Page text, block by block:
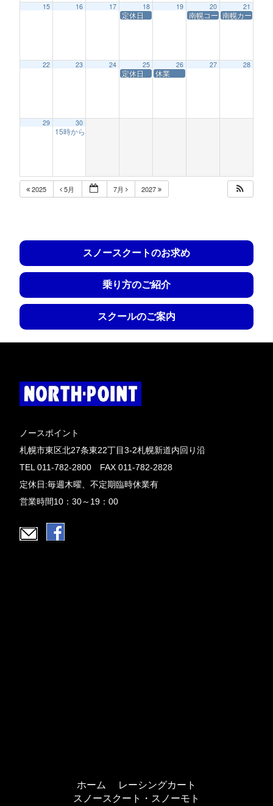
15 16 17 18
定休日
19 20
南幌コースサービス休業
21
南幌カートレ
22 23 24 25
定休日
26
休業
27 28
29 30
15時からの営業(南幌チキチキレース)
2025 5月 7月 2027
スノースクートのお求め
乗り方のご紹介
スクールのご案内
ノースポイント
札幌市東区北27条東22丁目3-2札幌新道内回り沿
TEL 011-782-2800 FAX 011-782-2828
定休日:毎週木曜、不定期臨時休業有
営業時間10：30～19：00
ホーム
レーシングカート
スノースクート・スノーモト